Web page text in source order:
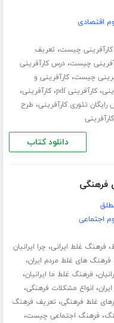
اقتصادی
کارآفرینی چیست، تعریف
چیست،درس کارآفرینی
چیست،کارآفرینی و
،کارآفرینی pdf ،کارآفرینی،
تئوری کارآفرینی، طرح
دانلود کتاب
فرهنگی
اجتماعی
، فرهنگ غلط ایرانی، چرا ایرانیان
فرهنگ های غلط مردم ایران،
، فرهنگ غلط ما ایرانیان،
، انواع مشکلات فرهنگی،
غلط فرهنگی، تعریف فرهنگ
، فرهنگ اجتماعی چیست،